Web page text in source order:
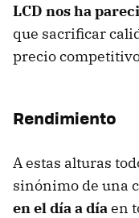
LCD nos ha
que sacrificar
precio
Rendimiento
A estas alturas
sinónimo de una
en el día a díaen